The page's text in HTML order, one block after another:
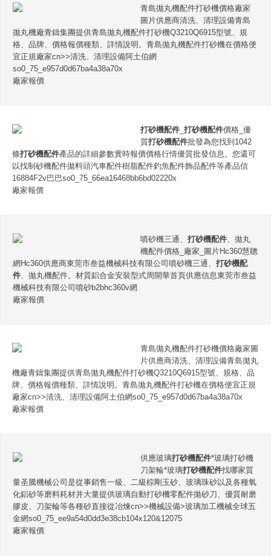
青島拋丸機配件打砂機價格廠家
圖片供應商清洗、清理設備青島
拋丸機廠青鑄集團提供青島拋丸機配件打砂機Q3210Q6915型號、規
格、品牌、價格報價種類、詳情說明。青島拋丸機配件打砂機在價格便
宜正規廠家cn>>清洗、清理設備阿土伯網
so0_75_e957d0d67ba4a38a70x
廠家報價
打砂機配件 _打砂機配件價格_優
質打砂機配件批發為您找到1042
條打砂機配件產品的詳細參數實時報價價格行情優質批發信息。您還可
以找制砂機配件拋料頭汽車配件樹脂配件釣魚配件飾品配件等產品信
16884F2v巴巴so0_75_66ea16468bb6bd02220x
廠家報價
噴砂機三通、打砂機配件、拋丸
機配件價格_廠家_圖片Hc360慧聰
網Hc360供應商東莞市叁益機械科技有限公司噴砂機三通、 打砂機配
件、拋丸機配件。材質鋁合金安裝型式周開華首頁供應信息東莞市叁益
機械科技有限公司噴砂b2bhc360v網
廠家報價
青島拋丸機配件打砂機價格廠家圖
片供應商清洗、清理設備青島拋丸
機廠青鑄集團提供青島拋丸機配件打砂機Q3210Q6915型號、規格、品
牌、價格報價種類、詳情說明。青島拋丸機配件打砂機在價格便宜正規
廠家cn>>清洗、清理設備阿土伯網so0_75_e957d0d67ba4a38a70x
廠家報價
供應玻璃打砂機配件*玻璃打砂機
刀架輪*玻璃打砂機配件找哪家質
量圣騰機械公司是從事銷售一級、二級棕剛玉砂、玻璃珠砂以及各種氧
化鋁砂等磨料耗材并大量提供玻璃自動打砂機零配件拋砂刀、優質耐磨
膠皮、刀架輪等各種砂直接從冶煉cn>>機械設備>玻璃加工機械全球五
金網so0_75_ee9a54d0dd3e38cb104x120&12075
廠家報價